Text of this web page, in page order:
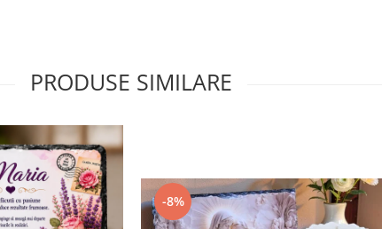
PRODUSE SIMILARE
-8%